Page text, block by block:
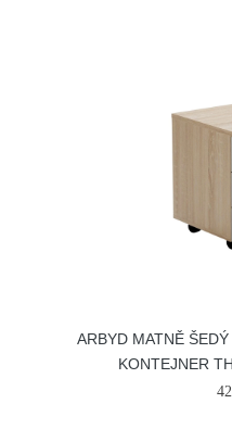
ARBYD MATNĚ
KONTEJNER